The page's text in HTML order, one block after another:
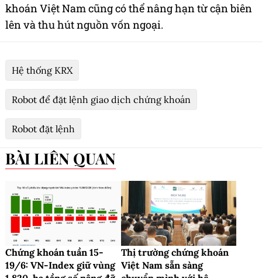
khoán Việt Nam cũng có thể nâng hạn từ cận biên
lên và thu hút nguồn vốn ngoại.
Hệ thống KRX
Robot để đặt lệnh giao dịch chứng khoán
Robot đặt lệnh
BÀI LIÊN QUAN
Chứng khoán tuần 15-
19/6: VN-Index giữ vùng
​Thị trường chứng khoán
Việt Nam sẵn sàng